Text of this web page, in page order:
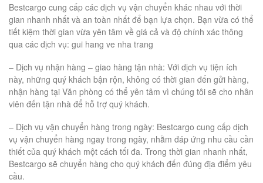
Bestcargo cung cấp các dịch vụ vận chuyển khác nhau với thời
gian nhanh nhất và an toàn nhất để bạn lựa chọn. Bạn vừa có thể
tiết kiệm thời gian vừa yên tâm về giá cả và độ chính xác thông
qua các dịch vụ: gui hang ve nha trang
– Dịch vụ nhận hàng – giao hàng tận nhà: Với dịch vụ tiện ích
này, những quý khách bận rộn, không có thời gian đến gửi hàng,
nhận hàng tại Văn phòng có thể yên tâm vì chúng tôi sẽ cho nhân
viên đến tận nhà để hỗ trợ quý khách.
– Dịch vụ vận chuyển hàng trong ngày: Bestcargo cung cấp dịch
vụ vận chuyển hàng ngay trong ngày, nhằm đáp ứng nhu cầu cần
thiết của quý khách một cách tối đa. Trong thời gian nhanh nhất,
Bestcargo sẽ chuyển hàng cho quý khách đến đúng địa điểm yêu
cầu.